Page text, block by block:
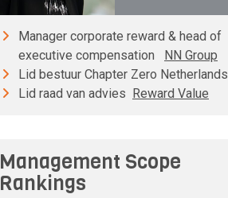
Manager corporate reward & head of
executive compensation NN Group
Lid bestuur Chapter Zero Netherlands
Lid raad van advies Reward Value
Management Scope
Rankings